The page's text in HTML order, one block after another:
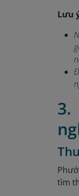
Lưu
3.
tìm